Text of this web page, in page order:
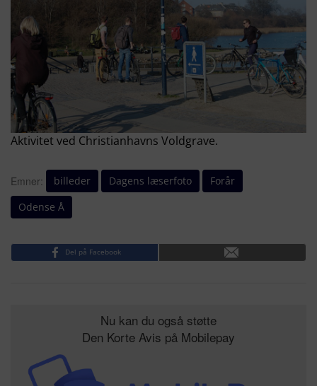
Aktivitet ved Christianhavns Voldgrave.
Emner: billeder Dagens læserfoto
Forår
Odense Å
Del på Facebook
Nu kan du også støtte
Den Korte Avis på Mobilepay